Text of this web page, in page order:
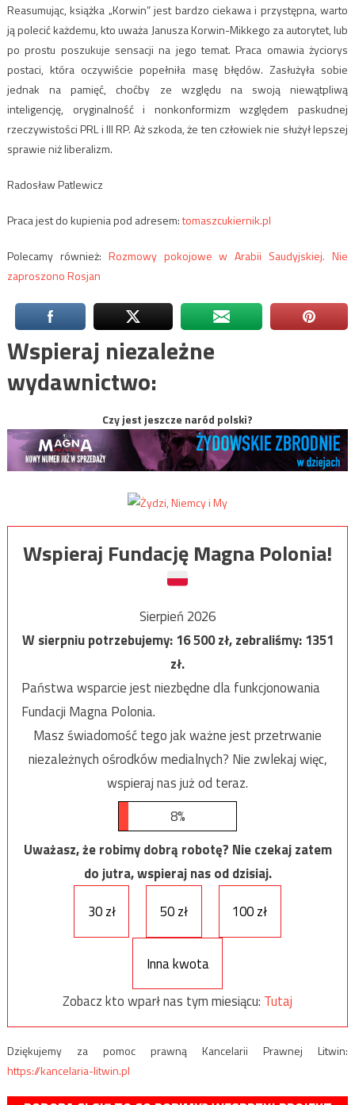
Reasumując, książka „Korwin” jest bardzo ciekawa i przystępna, warto
ją polecić każdemu, kto uważa Janusza Korwin-Mikkego za autorytet, lub
po prostu poszukuje sensacji na jego temat. Praca omawia życiorys
postaci, która oczywiście popełniła masę błędów. Zasłużyła sobie
jednak na pamięć, choćby ze względu na swoją niewątpliwą
inteligencję, oryginalność i nonkonformizm względem paskudnej
rzeczywistości PRL i III RP. Aż szkoda, że ten człowiek nie służył lepszej
sprawie niż liberalizm.
Radosław Patlewicz
Praca jest do kupienia pod adresem:tomaszcukiernik.pl
Polecamy również: Rozmowy pokojowe w Arabii Saudyjskiej. Nie
zaproszono Rosjan
Wspieraj niezależne
wydawnictwo:
Czy jest jeszcze naród polski?
Wspieraj Fundację Magna Polonia!
Sierpień 2026
W sierpniu potrzebujemy:16 500zł, zebraliśmy:1351
zł.
Państwa wsparcie jest niezbędne dla funkcjonowania
Fundacji Magna Polonia.
Masz świadomość tego jak ważne jest przetrwanie
niezależnych ośrodków medialnych? Nie zwlekaj więc,
wspieraj nas już od teraz.
8%
Uważasz, że robimy dobrą robotę? Nie czekaj zatem
do jutra, wspieraj nas od dzisiaj.
30 zł
50 zł 100 zł
Inna kwota
Zobacz kto wparł nas tym miesiącu: Tutaj
Dziękujemy za pomoc prawną Kancelarii Prawnej Litwin:
https://kancelaria-litwin.pl